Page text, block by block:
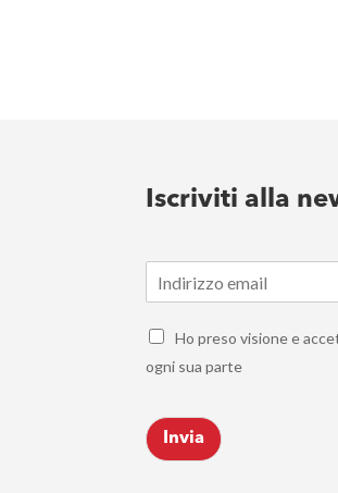
Iscriviti alla
m
iC
e
k
b
o
Ho preso visione e
ogni sua parte
Invia